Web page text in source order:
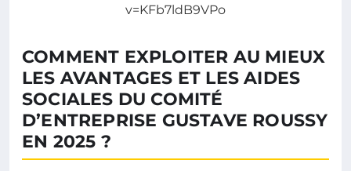
v=KFb7ldB9VPo
COMMENT EXPLOITER AU MIEUX
LES AVANTAGES ET LES AIDES
SOCIALES DU COMITÉ
D’ENTREPRISE GUSTAVE ROUSSY
EN 2025 ?